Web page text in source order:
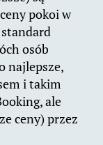
pokoi w
osób
najlepsze,
i takim
ale
ceny) przez